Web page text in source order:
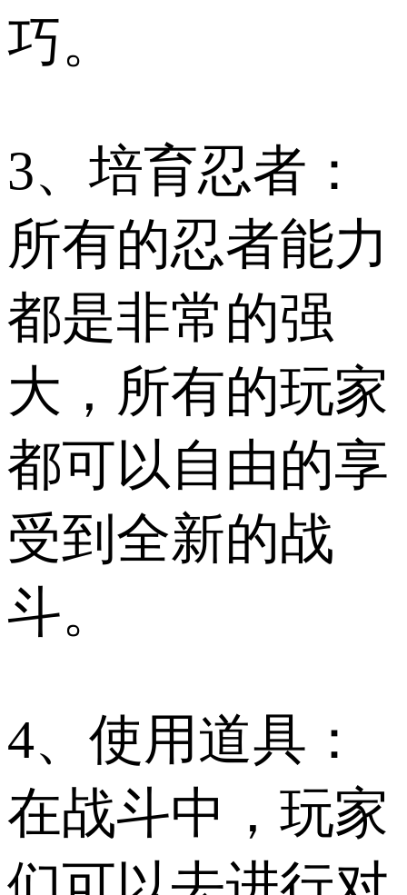
巧。
3、培育忍者：
所有的忍者能力
都是非常的强
大，所有的玩家
都可以自由的享
受到全新的战
斗。
4、使用道具：
在战斗中，玩家